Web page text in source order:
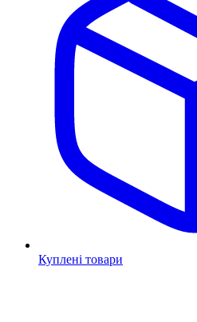
Куплені товари